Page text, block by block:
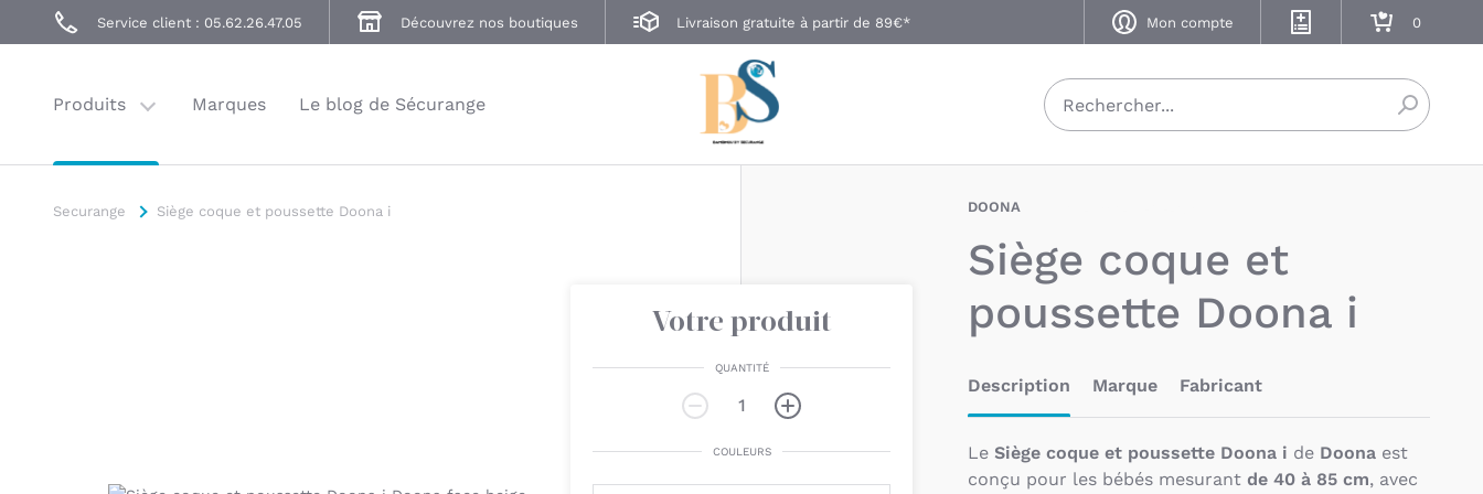
Service client : 05.62.26.47.05 Découvrez nos boutiques Livraison gratuite à partir de 89€* Mon compte
Mes listes de naissance
Mon panier
Produits
Poussettes
Balade
Marques Le blog de Sécurange
Securange Siège coque et poussette Doona i DOONA
Siège coque et
poussette Doona i
Votre produit
QUANTITÉ
COULEURS
Description Marque Fabricant
Le Siège coque et poussette Doona i de Doona est
conçu pour les bébés mesurant de 40 à 85 cm, avec